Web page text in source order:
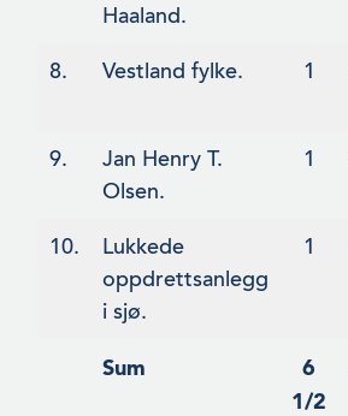
Haaland.
8. Vestland fylke. 1
9.
Jan Henry T.
Olsen.
1
10.
Lukkede
oppdrettsanlegg
i sjø.
1
Sum
6
1/2